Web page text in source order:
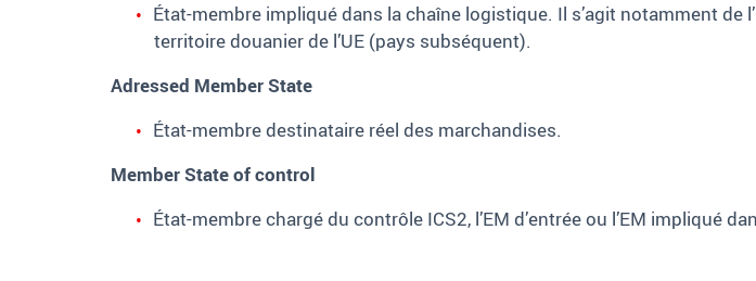
État-membre impliqué dans la chaîne logistique. Il s’agit notamment
territoire douanier de l’UE (pays subséquent).
Adressed Member State
État-membre destinataire réel des marchandises.
Member State of control
État-membre chargé du contrôle ICS2, l’EM d’entrée ou l’EM impliqué